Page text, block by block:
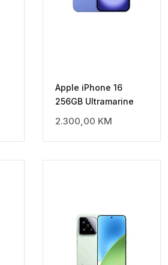
Apple iPhone 16
256GB Ultramarine
2.300,00 KM